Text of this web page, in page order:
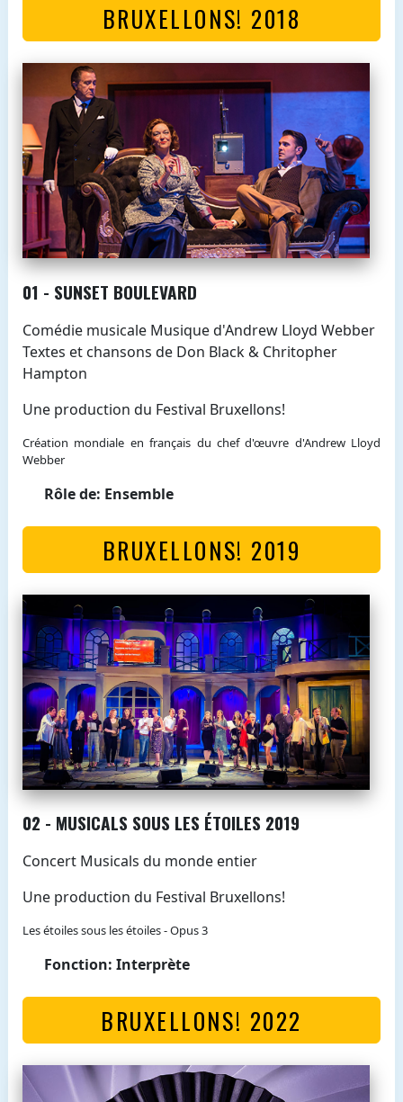
BRUXELLONS! 2018
01 - SUNSET BOULEVARD
Comédie musicale Musique d'Andrew Lloyd Webber
Textes et chansons de Don Black & Chritopher
Hampton
Une production du Festival Bruxellons!
Création mondiale en français du chef d'œuvre d'Andrew Lloyd
Webber
Rôle de: Ensemble
BRUXELLONS! 2019
02 - MUSICALS SOUS LES ÉTOILES 2019
Concert Musicals du monde entier
Une production du Festival Bruxellons!
Les étoiles sous les étoiles - Opus 3
Fonction: Interprète
BRUXELLONS! 2022